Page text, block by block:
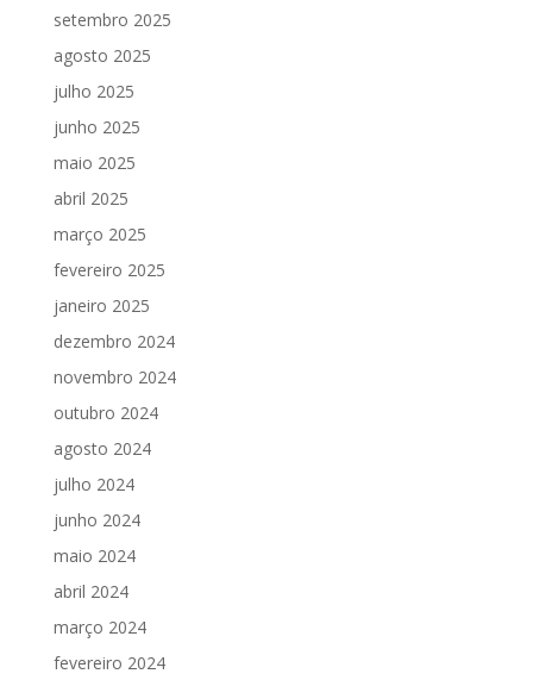
setembro 2025
agosto 2025
julho 2025
junho 2025
maio 2025
abril 2025
março 2025
fevereiro 2025
janeiro 2025
dezembro 2024
novembro 2024
outubro 2024
agosto 2024
julho 2024
junho 2024
maio 2024
abril 2024
março 2024
fevereiro 2024